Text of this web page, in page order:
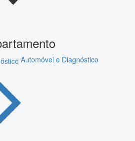
Automóvel e Diagnóstico